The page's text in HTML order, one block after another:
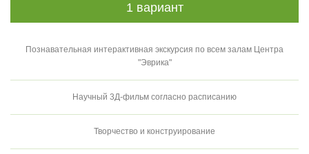
1 вариант
Познавательная интерактивная экскурсия по всем залам Центра
"Эврика"
Научный 3Д-фильм согласно расписанию
Творчество и конструирование